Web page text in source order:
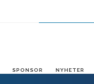
SPONSOR NYHETER